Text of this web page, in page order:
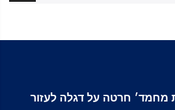
מחמד׳ חרטה על דגלה לעזור